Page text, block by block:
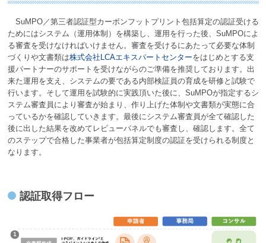
SuMPO／第三者認証型カーボンフットプリント包括算定の認証受ける
ためにはシステム（運用体制）を構築し、運用を行った後、SuMPOによ
る審査を受けなければいけません。審査を受けるにあたって必要な体制
づくりや文書類は株式会社LCAエキスパートセンターをはじめとする支
援パートナーのサポートを受けながらのご準備を推奨しております。出
来た運用を支え、システムの要である内部検証員の育成を研修と試験で
行います。そして運用を試験的に実践頂いた後に、SuMPOが指定するシ
ステム審査員により審査が始まり、作り上げた体制や文書類が実態に合
っているかを確認していきます。最後にシステム審査員が全て確認した
後に出した結果を改めてレビューパネルでも審査し、確認します。全て
のステップで合格した事業者が包括算定制度の認証を受けられる制度と
なります。
認証取得フロー